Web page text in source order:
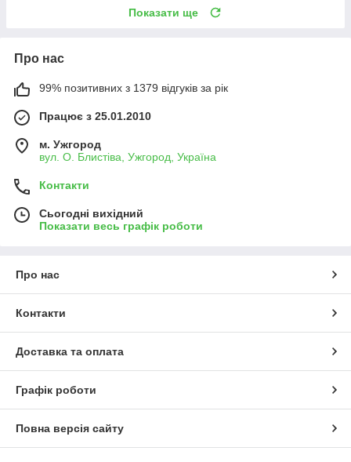
Показати ще
Про нас
99% позитивних з 1379 відгуків за рік
Працює з 25.01.2010
м. Ужгород
вул. О. Блистіва, Ужгород, Україна
Контакти
Сьогодні вихідний
Показати весь графік роботи
Про нас
Контакти
Доставка та оплата
Графік роботи
Повна версія сайту